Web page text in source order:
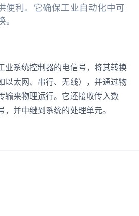
便利。它确保工业自动化中可
业系统控制器的电信号，将其转换
以太网、串行、无线），并通过物
输来物理运行。它还接收传入数
并中继到系统的处理单元。